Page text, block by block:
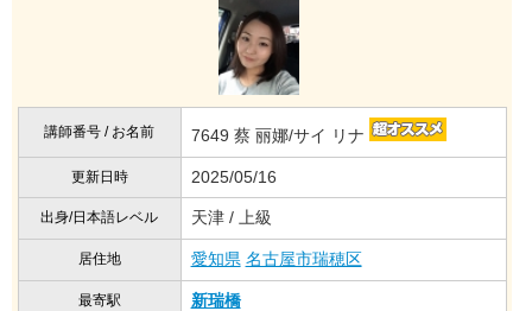
講師番号 / お名前 7649 蔡 丽娜/サイ リナ
更新日時 2025/05/16
出身/日本語レベル 天津 / 上級
居住地 愛知県 名古屋市瑞穂区
最寄駅 新瑞橋